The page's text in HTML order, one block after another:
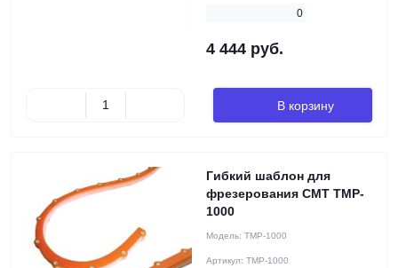
0
4 444 руб.
В корзину
Гибкий шаблон для
фрезерования CMT TMP-
1000
Модель: TMP-1000
Артикул: TMP-1000